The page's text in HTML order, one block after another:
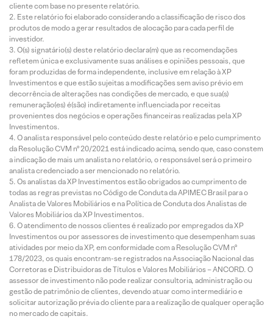
cliente com base no presente relatório.
Este relatório foi elaborado considerando a classificação de risco dos
produtos de modo a gerar resultados de alocação para cada perfil de
investidor.
O(s) signatário(s) deste relatório declara(m) que as recomendações
refletem única e exclusivamente suas análises e opiniões pessoais, que
foram produzidas de forma independente, inclusive em relação à XP
Investimentos e que estão sujeitas a modificações sem aviso prévio em
decorrência de alterações nas condições de mercado, e que sua(s)
remuneração(es) é(são) indiretamente influenciada por receitas
provenientes dos negócios e operações financeiras realizadas pela XP
Investimentos.
O analista responsável pelo conteúdo deste relatório e pelo cumprimento
da Resolução CVM nº 20/2021 está indicado acima, sendo que, caso constem
a indicação de mais um analista no relatório, o responsável será o primeiro
analista credenciado a ser mencionado no relatório.
Os analistas da XP Investimentos estão obrigados ao cumprimento de
todas as regras previstas no Código de Conduta da APIMEC Brasil para o
Analista de Valores Mobiliários e na Política de Conduta dos Analistas de
Valores Mobiliários da XP Investimentos.
O atendimento de nossos clientes é realizado por empregados da XP
Investimentos ou por assessores de investimento que desempenham suas
atividades por meio da XP, em conformidade com a Resolução CVM nº
178/2023, os quais encontram-se registrados na Associação Nacional das
Corretoras e Distribuidoras de Títulos e Valores Mobiliários – ANCORD. O
assessor de investimento não pode realizar consultoria, administração ou
gestão de patrimônio de clientes, devendo atuar como intermediário e
solicitar autorização prévia do cliente para a realização de qualquer operação
no mercado de capitais.